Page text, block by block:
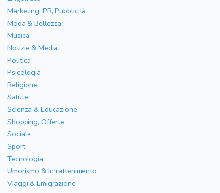
Marketing, PR, Pubblicità
Moda & Bellezza
Musica
Notizie & Media
Politica
Psicologia
Religione
Salute
Scienza & Educazione
Shopping, Offerte
Sociale
Sport
Tecnologia
Umorismo & Intrattenimento
Viaggi & Emigrazione